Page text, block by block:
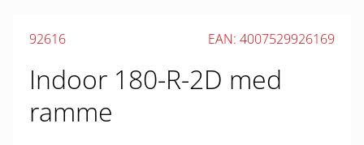
92616 EAN: 4007529926169
Indoor 180-R-2D med
ramme